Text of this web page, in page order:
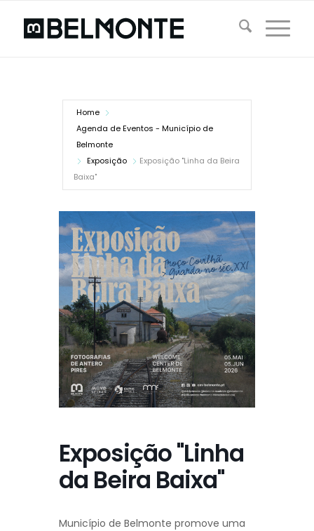
Home
Agenda de Eventos - Município de
Belmonte
Exposição
Exposição "Linha da Beira
Baixa"
Exposição "Linha
da Beira Baixa"
Município de Belmonte promove uma